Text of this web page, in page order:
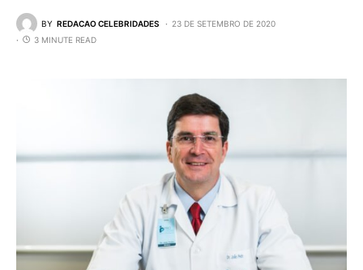
BY REDACAO CELEBRIDADES
23 DE SETEMBRO DE 2020
3 MINUTE READ